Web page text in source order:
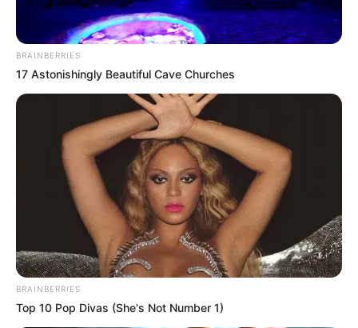
BRAINBERRIES
17 Astonishingly Beautiful Cave Churches
BRAINBERRIES
Top 10 Pop Divas (She's Not Number 1)